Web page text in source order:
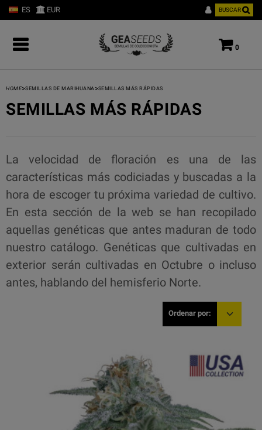
ES EUR BUSCAR
0
HOME>SEMILLAS DE MARIHUANA >SEMILLAS MÁS RÁPIDAS
SEMILLAS MÁS RÁPIDAS
La velocidad de floración es una de las
características más codiciadas y buscadas a la
hora de escoger tu próxima variedad de cultivo.
En esta sección de la web se han recopilado
aquellas genéticas que antes maduran de todo
nuestro catálogo. Genéticas que cultivadas en
exterior serán cultivadas en Octubre o incluso
antes, hablando del hemisferio Norte.
Ordenar por: